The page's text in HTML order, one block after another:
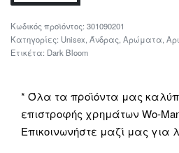
301090201
Κατηγορίες: Unisex Άνδρας Αρώματα
Ετικέτα: Dark Bloom
* Όλα τα προϊόντα μας
επιστροφής χρημάτων Wo-
Επικοινωνήστε μαζί μας για